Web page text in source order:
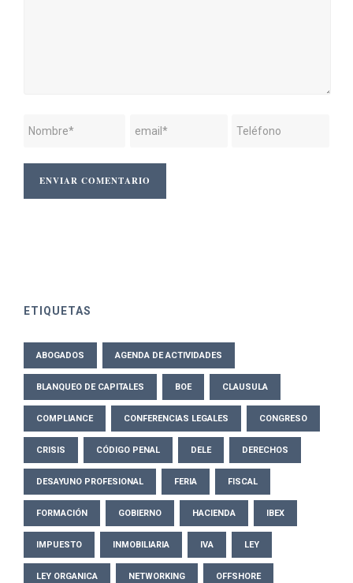
ETIQUETAS
ABOGADOS AGENDA DE ACTIVIDADES
BLANQUEO DE CAPITALES BOE CLAUSULA
COMPLIANCE CONFERENCIAS LEGALES CONGRESO
CRISIS CÓDIGO PENAL DELE DERECHOS
DESAYUNO PROFESIONAL FERIA FISCAL
FORMACIÓN GOBIERNO HACIENDA IBEX
IMPUESTO INMOBILIARIA IVA LEY
LEY ORGANICA NETWORKING OFFSHORE